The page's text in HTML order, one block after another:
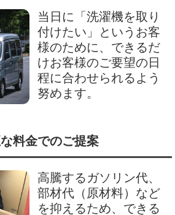
当日に「洗濯機を取り
付けたい」というお客
様のために、できるだ
けお客様のご要望の日
程に合わせられるよう
努めます。
料金でのご提案
高騰するガソリン代、
部材代（原材料）など
を抑えるため、できる